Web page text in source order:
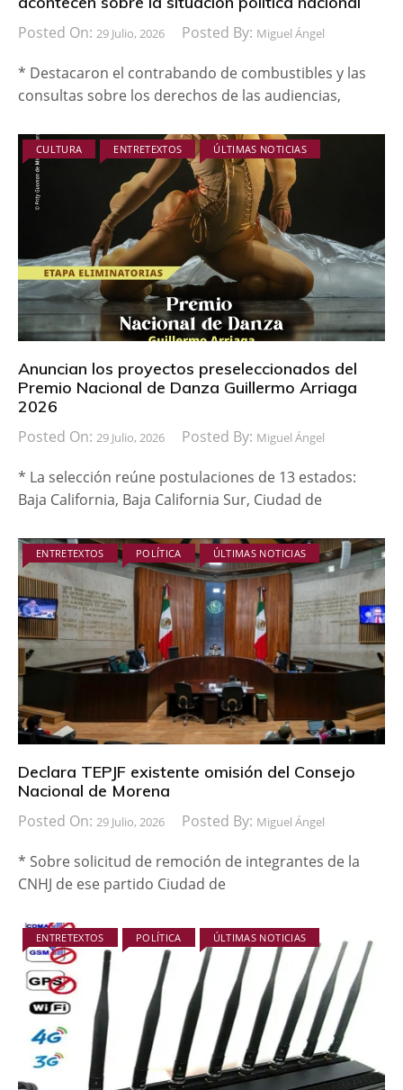
Posted On: 29 Julio, 2026 Posted By: Miguel Ángel
* Destacaron el contrabando de combustibles y las
consultas sobre los derechos de las audiencias,
CULTURA ENTRETEXTOS ÚLTIMAS NOTICIAS
Anuncian los proyectos preseleccionados del
Premio Nacional de Danza Guillermo Arriaga
2026
Posted On: 29 Julio, 2026 Posted By: Miguel Ángel
* La selección reúne postulaciones de 13 estados:
Baja California, Baja California Sur, Ciudad de
ENTRETEXTOS POLÍTICA ÚLTIMAS NOTICIAS
Declara TEPJF existente omisión del Consejo
Nacional de Morena
Posted On: 29 Julio, 2026 Posted By: Miguel Ángel
* Sobre solicitud de remoción de integrantes de la
CNHJ de ese partido Ciudad de
ENTRETEXTOS POLÍTICA ÚLTIMAS NOTICIAS